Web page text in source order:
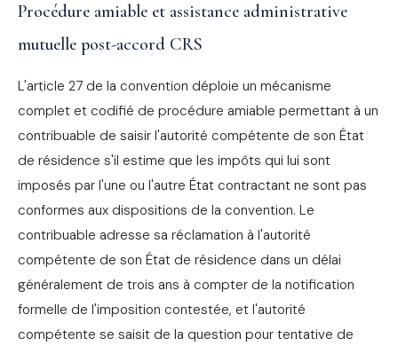
Procédure amiable et assistance administrative
mutuelle post-accord CRS
L'article 27 de la convention déploie un mécanisme
complet et codifié de procédure amiable permettant à un
contribuable de saisir l'autorité compétente de son État
de résidence s'il estime que les impôts qui lui sont
imposés par l'une ou l'autre État contractant ne sont pas
conformes aux dispositions de la convention. Le
contribuable adresse sa réclamation à l'autorité
compétente de son État de résidence dans un délai
généralement de trois ans à compter de la notification
formelle de l'imposition contestée, et l'autorité
compétente se saisit de la question pour tentative de